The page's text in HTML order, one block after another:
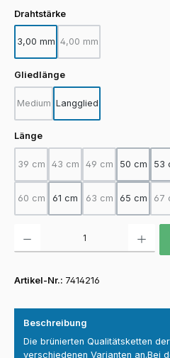
Drahtstärkeauswählen
3,00 mm 4,00 mm
(Diese Option ist
Gliedlängeauswählen
Medium
(Diese Option ist zurzeit nicht
Langglied
Längeauswählen
39 cm
(Diese Option ist zurzeit nicht
43 cm
(Diese Option ist zurzeit
49 cm
(Diese Option ist
50 cm 53
60 cm
(Diese Option ist zurzeit nicht
61 cm 63 cm
(Diese Option ist
65 cm 67
Artikel-Nr.: 7414216
Beschreibung
Die brünierten Qualitätsketten
verschiedenen Varianten an.Bei